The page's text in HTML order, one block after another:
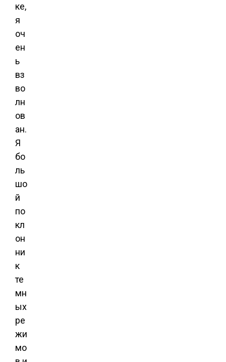
ке,
я
оч
ен
ь
вз
во
лн
ов
ан.
Я
бо
ль
шо
й
по
кл
он
ни
к
те
мн
ых
ре
жи
мо